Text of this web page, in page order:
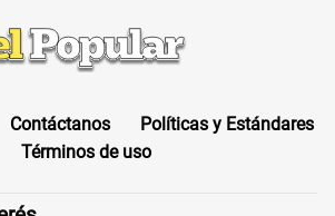
Contáctanos
Políticas y Estándares
Términos de uso